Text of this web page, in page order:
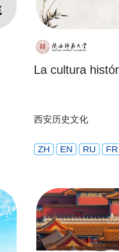
La cultura
西安历史文化
ZH EN RU FR